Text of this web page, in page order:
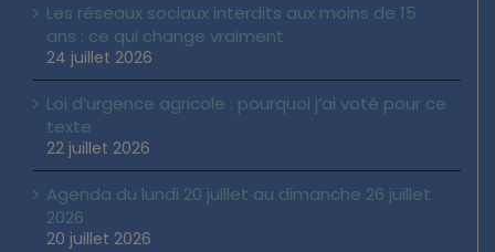
Les réseaux sociaux interdits aux moins de 15
ans : ce qui change vraiment
24 juillet 2026
Loi d’urgence agricole : pourquoi j’ai voté pour ce
texte
22 juillet 2026
Agenda du lundi 20 juillet au dimanche 26 juillet
2026
20 juillet 2026